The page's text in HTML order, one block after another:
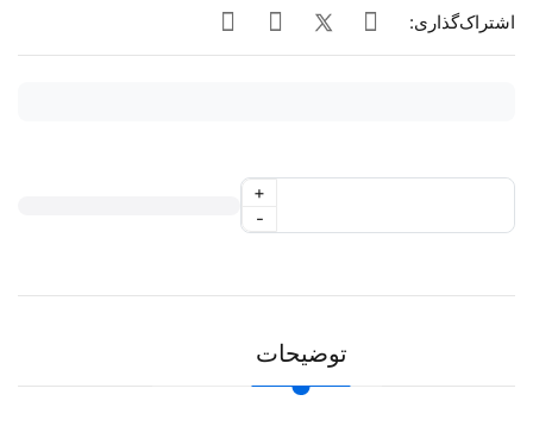
اشتراک‌گذاری:
-
+
توضیحات